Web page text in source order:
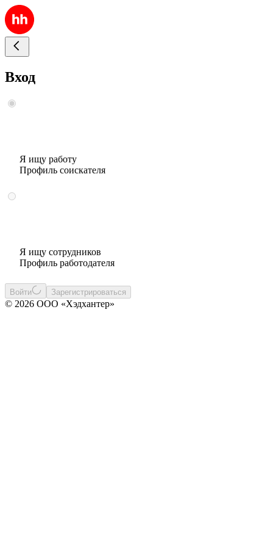
Вход
Я ищу работу
Профиль соискателя
Я ищу сотрудников
Профиль работодателя
Войти Зарегистрироваться
© 2026 ООО «Хэдхантер»